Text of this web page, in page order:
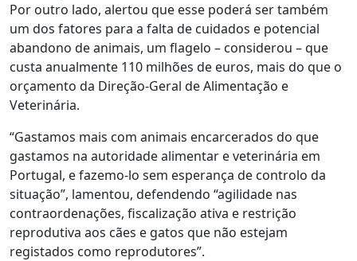
Por outro lado, alertou que esse poderá ser também
um dos fatores para a falta de cuidados e potencial
abandono de animais, um flagelo – considerou – que
custa anualmente 110 milhões de euros, mais do que o
orçamento da Direção-Geral de Alimentação e
Veterinária.
“Gastamos mais com animais encarcerados do que
gastamos na autoridade alimentar e veterinária em
Portugal, e fazemo-lo sem esperança de controlo da
situação”, lamentou, defendendo “agilidade nas
contraordenações, fiscalização ativa e restrição
reprodutiva aos cães e gatos que não estejam
registados como reprodutores”.